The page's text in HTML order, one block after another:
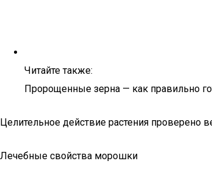
Читайте также:
Пророщенные зерна — как правильно
Целительное действие растения
Лечебные свойства морошки